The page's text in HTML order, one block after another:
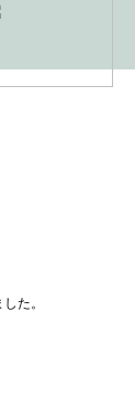
た。